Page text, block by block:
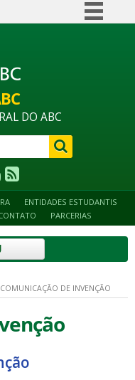
Acesso à informação
Canais
DO ABC
ENTIDADES ESTUDANTIS
PARCERIAS
COMUNICAÇÃO DE INVENÇÃO